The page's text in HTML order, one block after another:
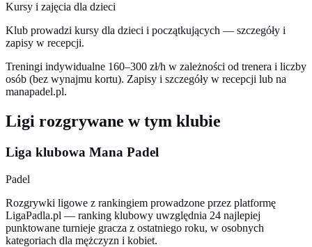
Kursy i zajęcia dla dzieci
Klub prowadzi kursy dla dzieci i początkujących — szczegóły i
zapisy w recepcji.
Treningi indywidualne 160–300 zł/h w zależności od trenera i liczby
osób (bez wynajmu kortu). Zapisy i szczegóły w recepcji lub na
manapadel.pl.
Ligi rozgrywane w tym klubie
Liga klubowa Mana Padel
Padel
Rozgrywki ligowe z rankingiem prowadzone przez platformę
LigaPadla.pl — ranking klubowy uwzględnia 24 najlepiej
punktowane turnieje gracza z ostatniego roku, w osobnych
kategoriach dla mężczyzn i kobiet.